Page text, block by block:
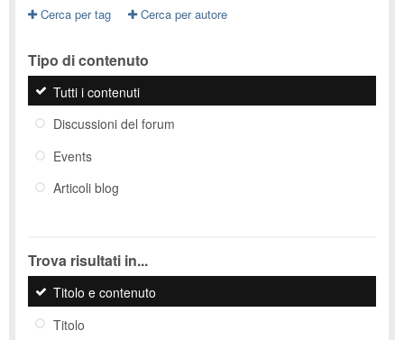
Cerca per tag Cerca per autore
Tipo di contenuto
Tutti i contenuti
Discussioni del forum
Events
Articoli blog
Trova risultati in...
Titolo e contenuto
Titolo